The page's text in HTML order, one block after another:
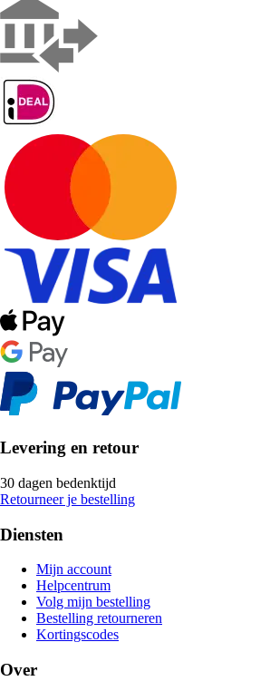
Levering en retour
30 dagen bedenktijd
Retourneer je bestelling
Diensten
Mijn account
Helpcentrum
Volg mijn bestelling
Bestelling retourneren
Kortingscodes
Over